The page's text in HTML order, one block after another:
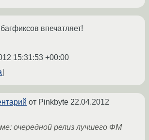
впечатляет!
15:31:53 +00:00
от Pinkbyte 22.04.2012
очередной релиз лучшего ФМ